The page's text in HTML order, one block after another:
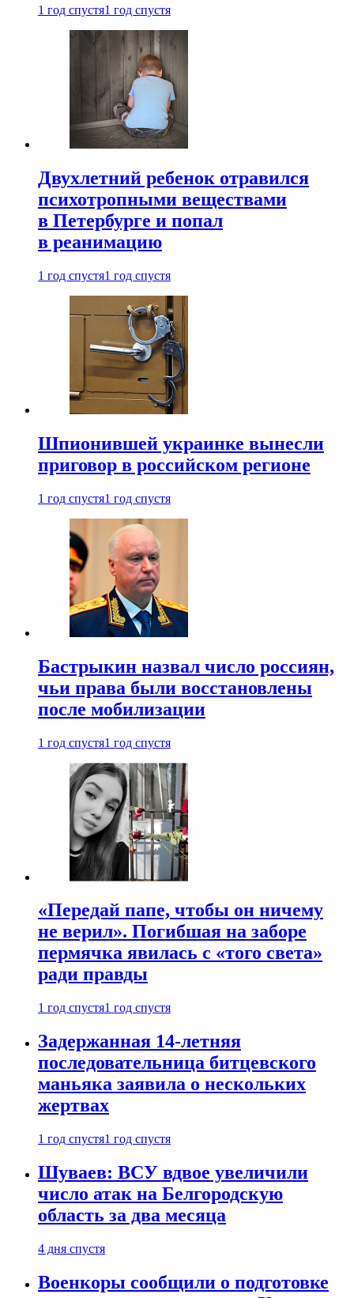
1 год спустя1 год спустя
Двухлетний ребенок отравился
психотропными веществами
в Петербурге и попал
в реанимацию
1 год спустя1 год спустя
Шпионившей украинке вынесли
приговор в российском регионе
1 год спустя1 год спустя
Бастрыкин назвал число россиян,
чьи права были восстановлены
после мобилизации
1 год спустя1 год спустя
«Передай папе, чтобы он ничему
не верил». Погибшая на заборе
пермячка явилась с «того света»
ради правды
1 год спустя1 год спустя
Задержанная 14-летняя
последовательница битцевского
маньяка заявила о нескольких
жертвах
1 год спустя1 год спустя
Шуваев: ВСУ вдвое увеличили
число атак на Белгородскую
область за два месяца
4 дня спустя
Военкоры сообщили о подготовке